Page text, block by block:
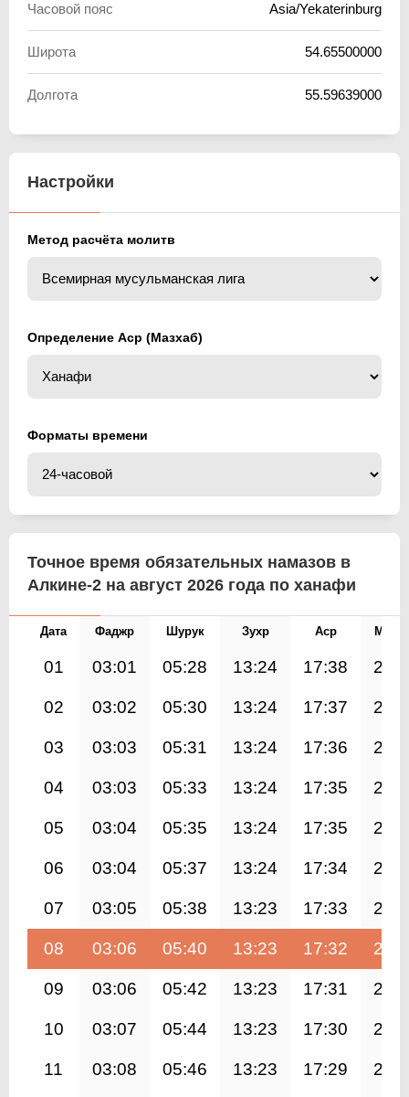
Часовой пояс Asia/Yekaterinburg
Широта 54.65500000
Долгота 55.59639000
Настройки
Метод расчёта молитв
Определение Аср (Мазхаб)
Форматы времени
Точное время обязательных намазов в
Алкине-2 на август 2026 года по ханафи
Дата Фаджр Шурук Зухр Аср
01 03:01 05:28 13:24 17:38
02 03:02 05:30 13:24 17:37
03 03:03 05:31 13:24 17:36
04 03:03 05:33 13:24 17:35
05 03:04 05:35 13:24 17:35
06 03:04 05:37 13:24 17:34
07 03:05 05:38 13:23 17:33
08 03:06 05:40 13:23 17:32
09 03:06 05:42 13:23 17:31
10 03:07 05:44 13:23 17:30
11 03:08 05:46 13:23 17:29